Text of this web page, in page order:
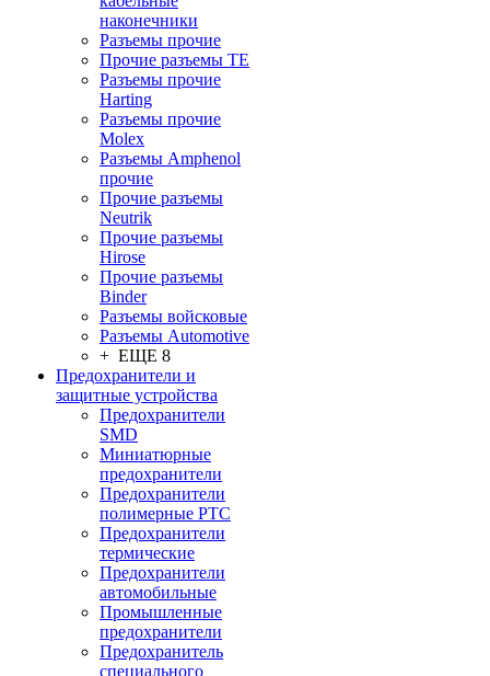
наконечники
Разъeмы прочие
Прочие разъемы TE
Разъемы прочие
Harting
Разъемы прочие
Molex
Разъемы Amphenol
прочие
Прочие разъемы
Neutrik
Прочие разъемы
Hirose
Прочие разъемы
Binder
Разъемы войсковые
Разъeмы Automotive
+ ЕЩЕ 8
Предохранители и
защитные устройства
Предохранители
SMD
Миниатюрные
предохранители
Предохранители
полимерные PTC
Предохранители
термические
Предохранители
автомобильные
Промышленные
предохранители
Предохранитель
специального